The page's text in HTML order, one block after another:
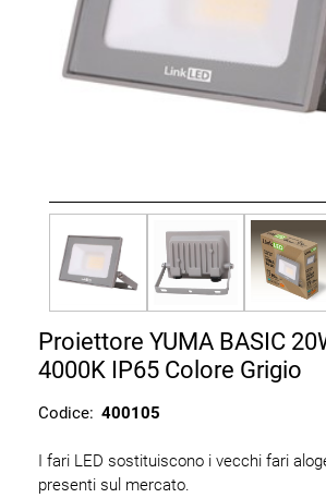
Proiettore YUMA BASIC
4000K IP65 Colore Grigio
Codice: 400105
I fari LED sostituiscono i vecchi fari
presenti sul mercato.